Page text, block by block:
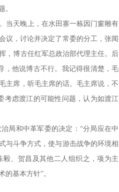
。
当天晚上，在水田寨一栋因门窗雕有
议，讨论并决定了常委的分工，张闻
，博古任红军总政治部代理主任。后
，他说博古不行。我记得很清楚，毛
主席，听毛主席的话。毛主席说，不
考虑渡江的可能性问题，认为如渡江
局和中革军委的决定：“分局应在中
与斗争方式，使与游击战争的环境相
、贺昌及其他二人组织之，项为主
基本方针”。